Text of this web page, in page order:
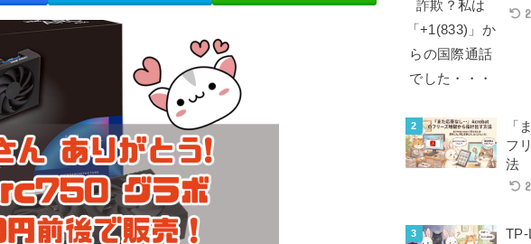
「
フ
法
TP-